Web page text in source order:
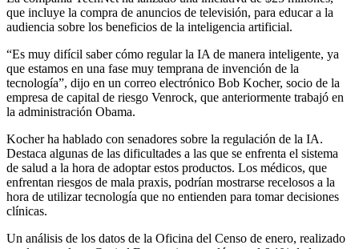
que incluye la compra de anuncios de televisión, para educar a la
audiencia sobre los beneficios de la inteligencia artificial.
“Es muy difícil saber cómo regular la IA de manera inteligente, ya
que estamos en una fase muy temprana de invención de la
tecnología”, dijo en un correo electrónico Bob Kocher, socio de la
empresa de capital de riesgo Venrock, que anteriormente trabajó en
la administración Obama.
Kocher ha hablado con senadores sobre la regulación de la IA.
Destaca algunas de las dificultades a las que se enfrenta el sistema
de salud a la hora de adoptar estos productos. Los médicos, que
enfrentan riesgos de mala praxis, podrían mostrarse recelosos a la
hora de utilizar tecnología que no entienden para tomar decisiones
clínicas.
Un análisis de los datos de la Oficina del Censo de enero, realizado